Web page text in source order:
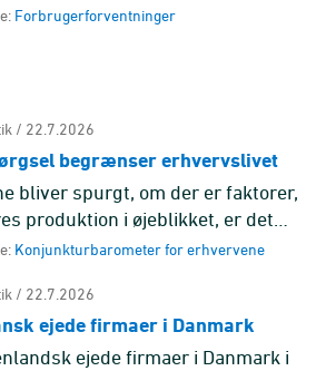
for de seneste seks
Forbrugerforventninger
/ 22.7.2026
begrænser erhvervslivet
bliver spurgt, om der er faktorer,
produktion i øjeblikket, er det
der er den mest udbredte
Konjunkturbarometer for erhvervene
/ 22.7.2026
ejede firmaer i Danmark
ejede firmaer i Danmark i